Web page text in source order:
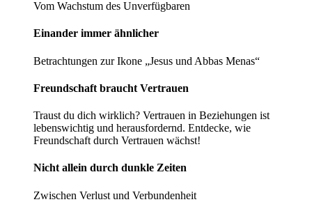
Vom Wachstum des Unverfügbaren
Einander immer ­ähnlicher
Betrachtungen zur Ikone „Jesus und Abbas Menas“
Freundschaft braucht Vertrauen
Traust du dich wirklich? Vertrauen in Beziehungen ist
lebenswichtig und herausfordernd. Entdecke, wie
Freundschaft durch Vertrauen wächst!
Nicht allein durch dunkle Zeiten
Zwischen Verlust und Verbundenheit